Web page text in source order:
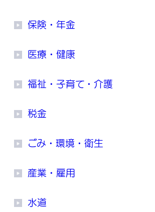
保険・年金
医療・健康
福祉・子育て・介護
税金
ごみ・環境・衛生
産業・雇用
水道